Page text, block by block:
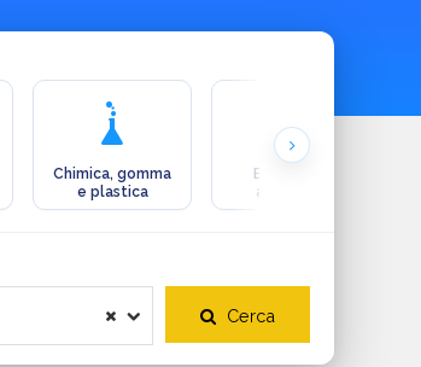
Chimica, gomma
e plastica
Ecologia e
ambiente
Cerca